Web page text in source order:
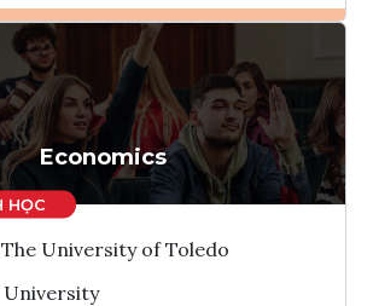
Ghi danh
Tham vấn Interlink
Economics
The University of Toledo
University